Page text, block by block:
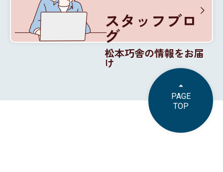
スタッフブロ
グ
松本巧舎の情報をお届
け
PAGE
TOP